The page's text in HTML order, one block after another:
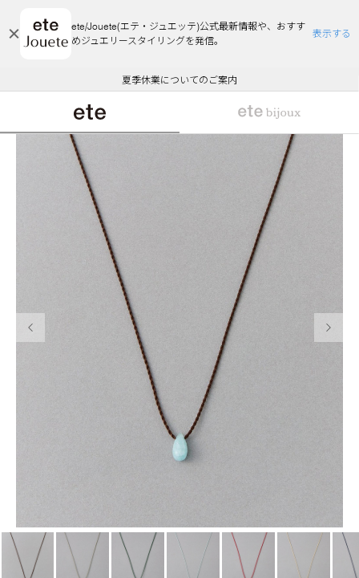
ete/Jouete(エテ・ジュエッテ)公式最新情報や、おすす
めジュエリースタイリングを発信。
表示する
エコラッピング及びエコポイント付与のご案内
ご注文いただいたお品物のお届け状況について
夏季休業についてのご案内
WEB Limited Items >>
採用のご案内
悪質な偽サイトにご注意ください
エコラッピング及びエコポイント付与のご案内
ご注文いただいたお品物のお届け状況について